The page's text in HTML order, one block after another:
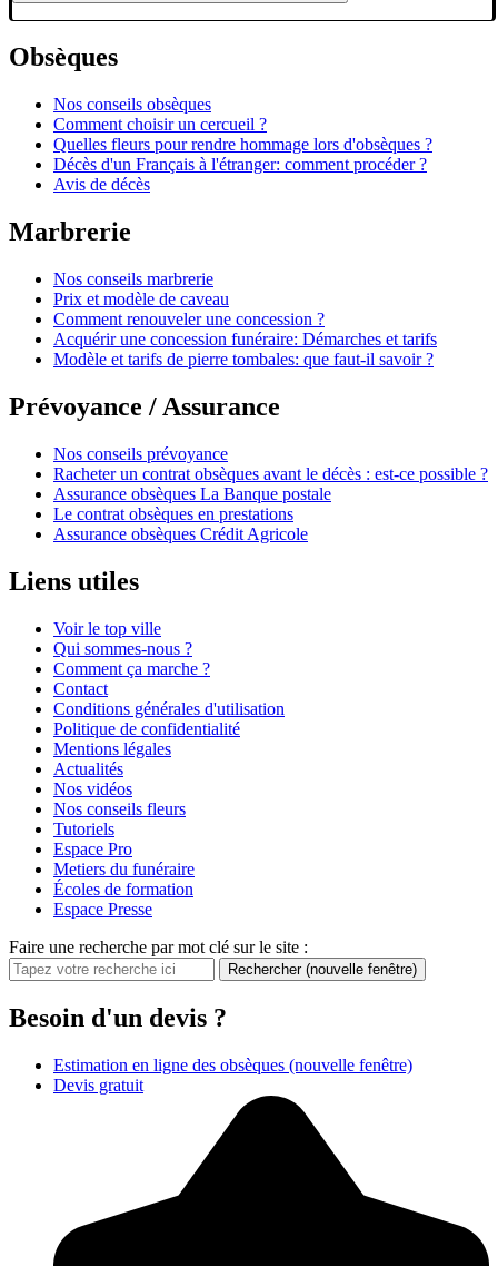
Obsèques
Nos conseils obsèques
Comment choisir un cercueil ?
Quelles fleurs pour rendre hommage lors d'obsèques ?
Décès d'un Français à l'étranger: comment procéder ?
Avis de décès
Marbrerie
Nos conseils marbrerie
Prix et modèle de caveau
Comment renouveler une concession ?
Acquérir une concession funéraire: Démarches et tarifs
Modèle et tarifs de pierre tombales: que faut-il savoir ?
Prévoyance / Assurance
Nos conseils prévoyance
Racheter un contrat obsèques avant le décès : est-ce possible ?
Assurance obsèques La Banque postale
Le contrat obsèques en prestations
Assurance obsèques Crédit Agricole
Liens utiles
Voir le top ville
Qui sommes-nous ?
Comment ça marche ?
Contact
Conditions générales d'utilisation
Politique de confidentialité
Mentions légales
Actualités
Nos vidéos
Nos conseils fleurs
Tutoriels
Espace Pro
Metiers du funéraire
Écoles de formation
Espace Presse
Faire une recherche par mot clé sur le site :
Rechercher (nouvelle fenêtre)
Besoin d'un devis ?
Estimation en ligne des obsèques (nouvelle fenêtre)
Devis gratuit